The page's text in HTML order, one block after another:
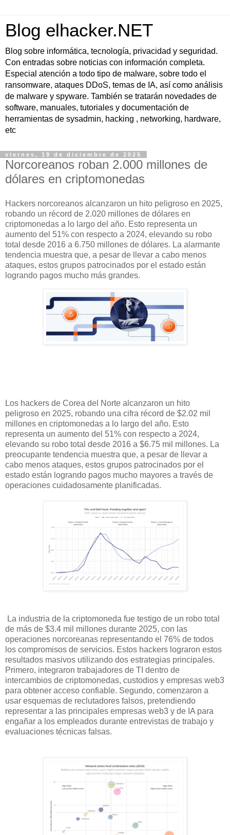
Blog elhacker.NET
Blog sobre informática, tecnología, privacidad y seguridad.
Con entradas sobre noticias con información completa.
Especial atención a todo tipo de malware, sobre todo el
ransomware, ataques DDoS, temas de IA, así como análisis
de malware y spyware. También se tratarán novedades de
software, manuales, tutoriales y documentación de
herramientas de sysadmin, hacking , networking, hardware,
etc
viernes, 19 de diciembre de 2025
Norcoreanos roban 2.000 millones de
dólares en criptomonedas
Hackers norcoreanos alcanzaron un hito peligroso en 2025,
robando un récord de 2.020 millones de dólares en
criptomonedas a lo largo del año. Esto representa un
aumento del 51% con respecto a 2024, elevando su robo
total desde 2016 a 6.750 millones de dólares. La alarmante
tendencia muestra que, a pesar de llevar a cabo menos
ataques, estos grupos patrocinados por el estado están
logrando pagos mucho más grandes.
Los hackers de Corea del Norte alcanzaron un hito
peligroso en 2025, robando una cifra récord de $2.02 mil
millones en criptomonedas a lo largo del año. Esto
representa un aumento del 51% con respecto a 2024,
elevando su robo total desde 2016 a $6.75 mil millones. La
preocupante tendencia muestra que, a pesar de llevar a
cabo menos ataques, estos grupos patrocinados por el
estado están logrando pagos mucho mayores a través de
operaciones cuidadosamente planificadas.
La industria de la criptomoneda fue testigo de un robo total
de más de $3.4 mil millones durante 2025, con las
operaciones norcoreanas representando el 76% de todos
los compromisos de servicios. Estos hackers lograron estos
resultados masivos utilizando dos estrategias principales.
Primero, integraron trabajadores de TI dentro de
intercambios de criptomonedas, custodios y empresas web3
para obtener acceso confiable. Segundo, comenzaron a
usar esquemas de reclutadores falsos, pretendiendo
representar a las principales empresas web3 y de IA para
engañar a los empleados durante entrevistas de trabajo y
evaluaciones técnicas falsas.